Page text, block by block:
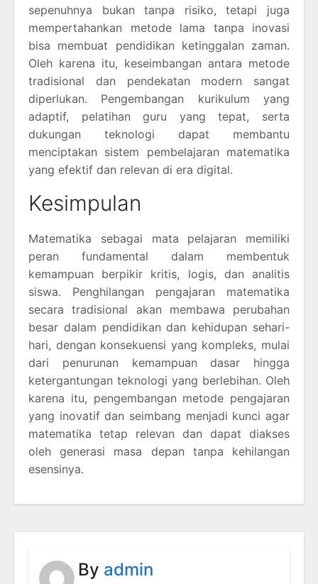
sepenuhnya bukan tanpa risiko, tetapi juga
mempertahankan metode lama tanpa inovasi
bisa membuat pendidikan ketinggalan zaman.
Oleh karena itu, keseimbangan antara metode
tradisional dan pendekatan modern sangat
diperlukan. Pengembangan kurikulum yang
adaptif, pelatihan guru yang tepat, serta
dukungan teknologi dapat membantu
menciptakan sistem pembelajaran matematika
yang efektif dan relevan di era digital.
Kesimpulan
Matematika sebagai mata pelajaran memiliki
peran fundamental dalam membentuk
kemampuan berpikir kritis, logis, dan analitis
siswa. Penghilangan pengajaran matematika
secara tradisional akan membawa perubahan
besar dalam pendidikan dan kehidupan sehari-
hari, dengan konsekuensi yang kompleks, mulai
dari penurunan kemampuan dasar hingga
ketergantungan teknologi yang berlebihan. Oleh
karena itu, pengembangan metode pengajaran
yang inovatif dan seimbang menjadi kunci agar
matematika tetap relevan dan dapat diakses
oleh generasi masa depan tanpa kehilangan
esensinya.
By admin